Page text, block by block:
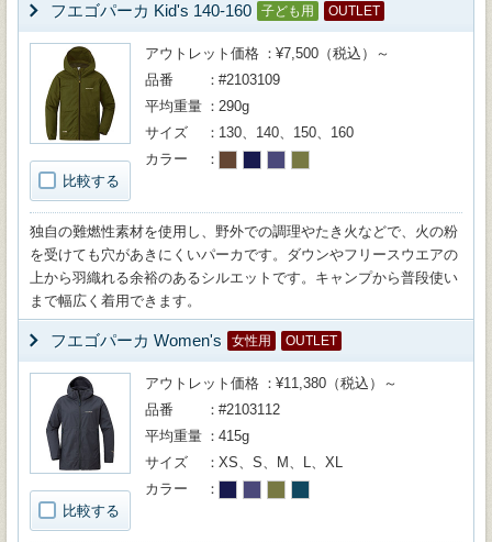
フエゴパーカ Kid's 140-160 子ども用 OUTLET
比較する
アウトレット価格
¥7,500（税込）～
品番
#2103109
平均重量
290g
サイズ
130、140、150、160
カラー
独自の難燃性素材を使用し、野外での調理やたき火などで、火の粉
を受けても穴があきにくいパーカです。ダウンやフリースウエアの
上から羽織れる余裕のあるシルエットです。キャンプから普段使い
まで幅広く着用できます。
フエゴパーカ Women's 女性用 OUTLET
比較する
アウトレット価格
¥11,380（税込）～
品番
#2103112
平均重量
415g
サイズ
XS、S、M、L、XL
カラー